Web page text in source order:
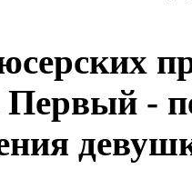
Первый -